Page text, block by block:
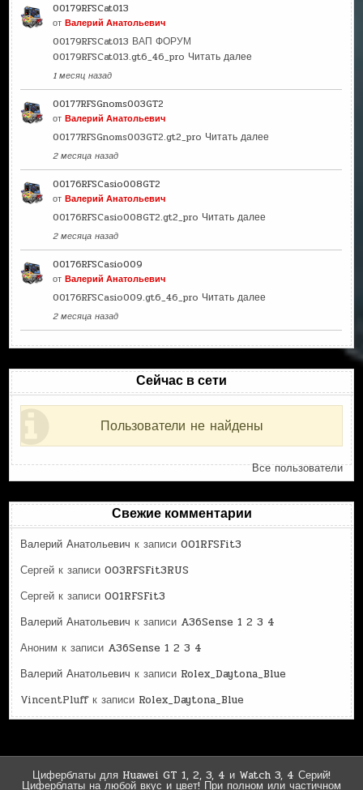
00179RFSCat013
отВалерий Анатольевич
00179RFSCat013 ВАП ФОРУМ
00179RFSCat013.gt6_46_pro Читать далее
1 месяц назад
00177RFSGnoms003GT2
отВалерий Анатольевич
00177RFSGnoms003GT2.gt2_pro Читать далее
2 месяца назад
00176RFSCasio008GT2
отВалерий Анатольевич
00176RFSCasio008GT2.gt2_pro Читать далее
2 месяца назад
00176RFSCasio009
отВалерий Анатольевич
00176RFSCasio009.gt6_46_pro Читать далее
2 месяца назад
Сейчас в сети
Пользователи не найдены
Все пользователи
Свежие комментарии
Валерий Анатольевич к записи001RFSFit3
Сергей к записи003RFSFit3RUS
Сергей к записи001RFSFit3
Валерий Анатольевич к записи A36Sense 1 2 3 4
Аноним к записи A36Sense 1 2 3 4
Валерий Анатольевич к записи Rolex_Daytona_Blue
VincentPluffк записи Rolex_Daytona_Blue
Циферблаты для Huawei GT 1, 2, 3, 4 и Watch 3, 4 Серий!
Циферблаты на любой вкус и цвет! При полном или частичном